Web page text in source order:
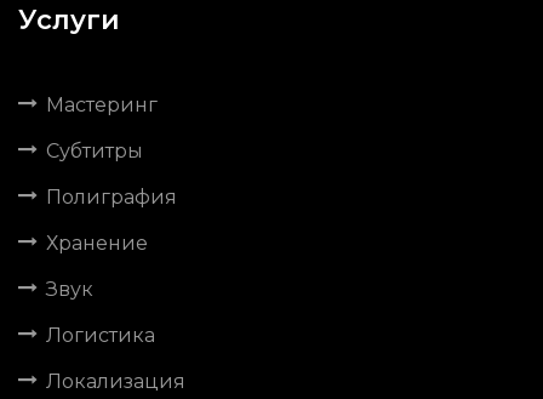
Услуги
Мастеринг
Субтитры
Полиграфия
Хранение
Звук
Логистика
Локализация